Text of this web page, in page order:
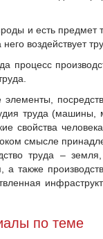
и есть предмет
воздействует
процесс
труда
свойства
смысле
труда – земля,
а также
по теме